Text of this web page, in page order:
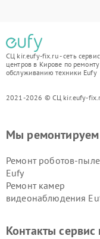
СЦ kir.eufy-fix.ru - сеть
центров в Кирове по
обслуживанию техники Eufy
2021-2026 © СЦ kir.eufy-
Мы ремонтируем
Ремонт роботов-
Eufy
Ремонт камер
видеонаблюдения
Контакты сервис